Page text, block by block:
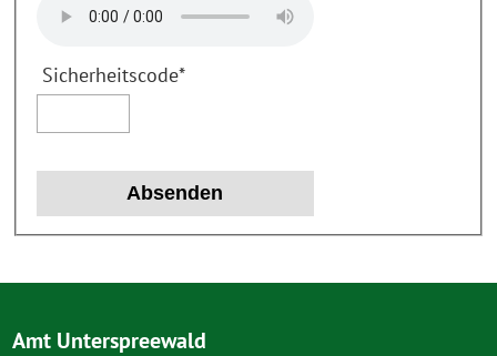
Sicherheitscode*
Amt Unterspreewald